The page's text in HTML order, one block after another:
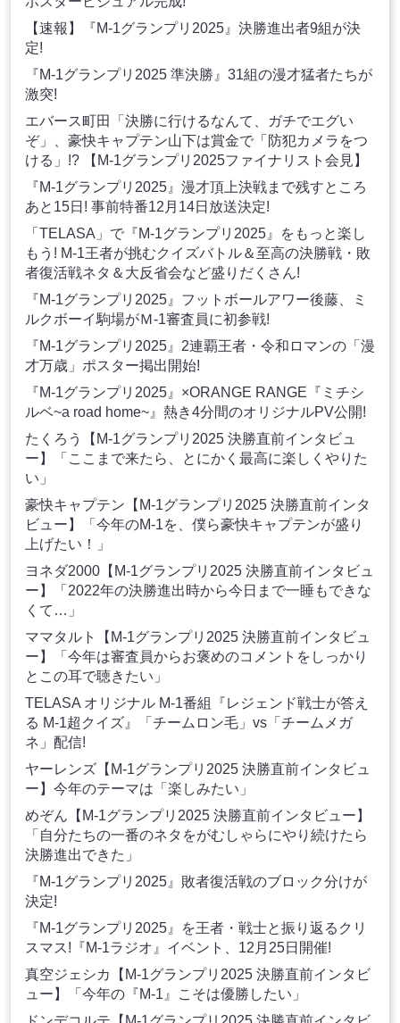
【速報】『M-1グランプリ2025』決勝進出者9組が決
定!
『M-1グランプリ2025 準決勝』31組の漫才猛者たちが
激突!
エバース町田「決勝に行けるなんて、ガチでエグい
ぞ」、豪快キャプテン山下は賞金で「防犯カメラをつ
ける」!? 【M-1グランプリ2025ファイナリスト会見】
『M-1グランプリ2025』漫才頂上決戦まで残すところ
あと15日! 事前特番12月14日放送決定!
「TELASA」で『M-1グランプリ2025』をもっと楽し
もう! M-1王者が挑むクイズバトル＆至高の決勝戦・敗
者復活戦ネタ＆大反省会など盛りだくさん!
『M-1グランプリ2025』フットボールアワー後藤、ミ
ルクボーイ駒場がＭ-1審査員に初参戦!
『M-1グランプリ2025』2連覇王者・令和ロマンの「漫
才万歳」ポスター掲出開始!
『M-1グランプリ2025』×ORANGE RANGE『ミチシ
ルベ~a road home~』熱き4分間のオリジナルPV公開!
たくろう【M-1グランプリ2025 決勝直前インタビュ
ー】「ここまで来たら、とにかく最高に楽しくやりた
い」
豪快キャプテン【M-1グランプリ2025 決勝直前インタ
ビュー】「今年のM-1を、僕ら豪快キャプテンが盛り
上げたい！」
ヨネダ2000【M-1グランプリ2025 決勝直前インタビュ
ー】「2022年の決勝進出時から今日まで一睡もできな
くて…」
ママタルト【M-1グランプリ2025 決勝直前インタビュ
ー】「今年は審査員からお褒めのコメントをしっかり
とこの耳で聴きたい」
TELASA オリジナル M-1番組『レジェンド戦士が答え
る M-1超クイズ』「チームロン毛」vs「チームメガ
ネ」配信!
ヤーレンズ【M-1グランプリ2025 決勝直前インタビュ
ー】今年のテーマは「楽しみたい」
めぞん【M-1グランプリ2025 決勝直前インタビュー】
「自分たちの一番のネタをがむしゃらにやり続けたら
決勝進出できた」
『M-1グランプリ2025』敗者復活戦のブロック分けが
決定!
『M-1グランプリ2025』を王者・戦士と振り返るクリ
スマス!『M-1ラジオ』イベント、12月25日開催!
真空ジェシカ【M-1グランプリ2025 決勝直前インタビ
ュー】「今年の『M-1』こそは優勝したい」